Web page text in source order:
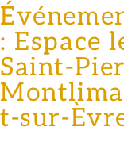
: Espace
Saint-
t-sur-